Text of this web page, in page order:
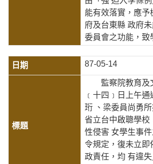
能有效落實，應予
府及台東縣 政府
委員會之功能，致
87-05-14
監察院教育及
﹝十四﹞日上午
珩 、梁委員尚勇
省立台中啟聰學校
性侵害 女學生事
令規定，復未立即
政責任，均 有違